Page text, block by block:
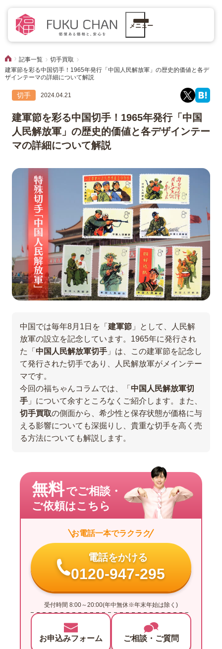
メニュー
記事一覧
切手買取
建軍節を彩る中国切手！1965年発行「中国人民解放軍」の歴史的価値と各デ
ザインテーマの詳細について解説
切手 2024.04.21
建軍節を彩る中国切手！1965年発行「中国
人民解放軍」の歴史的価値と各デザインテー
マの詳細について解説
中国では毎年8月1日を「 建軍節 」として、人民解
放軍の設立を記念しています。1965年に発行され
た「 中国人民解放軍切手 」は、この建軍節を記念し
て発行された切手であり、人民解放軍がメインテー
マです。
今回の福ちゃんコラムでは、「 中国人民解放軍切
手 」について余すところなくご紹介します。また、
切手買取の側面から、希少性と保存状態が価格に与
える影響についても深掘りし、貴重な切手を高く売
る方法についても解説します。
無料でご相談・
ご依頼はこちら
お電話一本でラクラク
電話をかける
0120-947-295
受付時間 8:00～20:00(年中無休※年末年始は除く)
お申込みフォーム ご相談・ご質問